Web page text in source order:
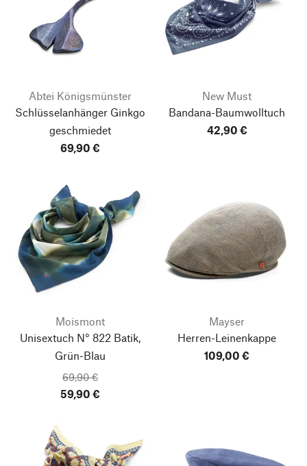
Abtei Königsmünster
Schlüsselanhänger Ginkgo
geschmiedet
69,90 €
New Must
Bandana-Baumwolltuch
42,90 €
Moismont
Unisextuch N° 822 Batik,
Grün-Blau
69,90 €
59,90 €
Mayser
Herren-Leinenkappe
109,00 €